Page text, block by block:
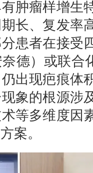
肿瘤样增生
长、复发率
患者在接受
德）或联合
出现疤痕体
象的根源涉
等多维度因
案。